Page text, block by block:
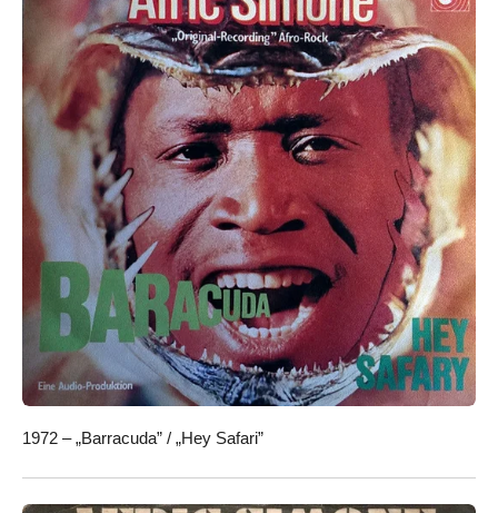
1972 – „Barracuda” / „Hey Safari”